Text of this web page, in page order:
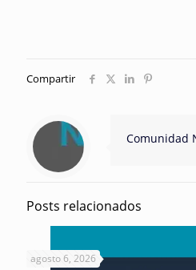
Compartir
Comunidad
Posts relacionados
agosto 6, 2026